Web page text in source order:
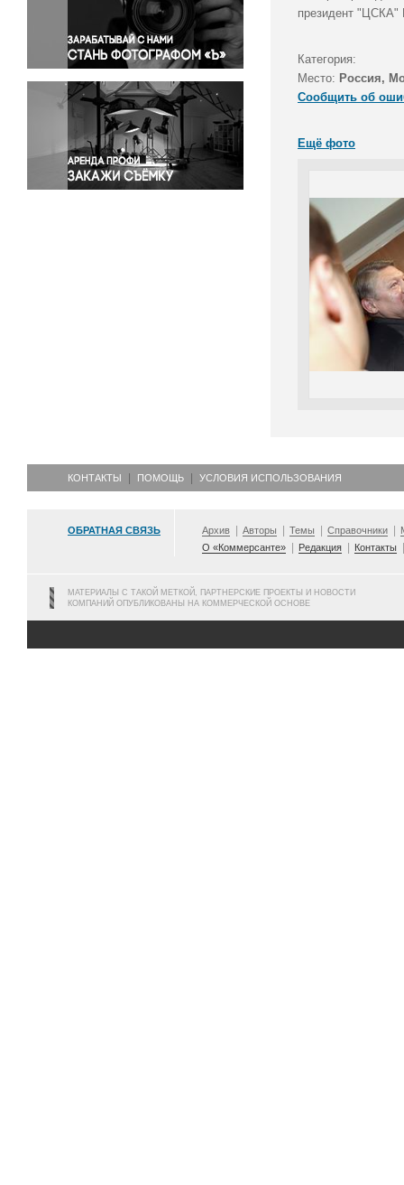
Правосудие
Происшествия и конфликты
Религия
Светская жизнь
Спорт
Экология
Экономика и бизнес
президент "ЦСКА"
Категория:
Место: Россия,
Сообщить об
Ещё фото
КОНТАКТЫ ПОМОЩЬ УСЛОВИЯ ИСПОЛЬЗОВАНИЯ
ОБРАТНАЯ СВЯЗЬ Архив Авторы Темы Справочники
О «Коммерсанте»
Редакция Контакты
МАТЕРИАЛЫ С ТАКОЙ МЕТКОЙ, ПАРТНЕРСКИЕ ПРОЕКТЫ И НОВОСТИ
КОМПАНИЙ ОПУБЛИКОВАНЫ НА КОММЕРЧЕСКОЙ ОСНОВЕ